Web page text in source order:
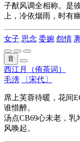
子猷风调全相称。是
上，冷依烟雨，时有
女子 思念 委婉 怨情
音
西江月（侑茶词）
毛滂
〔宋代〕
席上芙蓉待暖，花间
谁惜醉。
汤点CB69心未老，
风唤起。